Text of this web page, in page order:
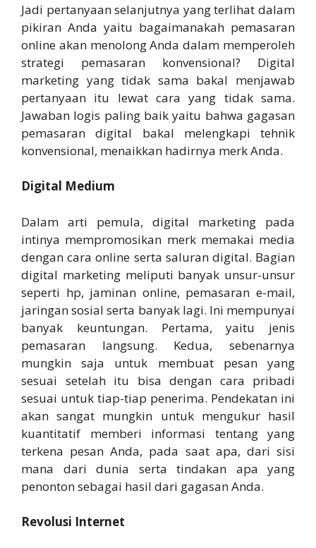
Jadi pertanyaan selanjutnya yang terlihat dalam
pikiran Anda yaitu bagaimanakah pemasaran
online akan menolong Anda dalam memperoleh
strategi pemasaran konvensional? Digital
marketing yang tidak sama bakal menjawab
pertanyaan itu lewat cara yang tidak sama.
Jawaban logis paling baik yaitu bahwa gagasan
pemasaran digital bakal melengkapi tehnik
konvensional, menaikkan hadirnya merk Anda.
Digital Medium
Dalam arti pemula, digital marketing pada
intinya mempromosikan merk memakai media
dengan cara online serta saluran digital. Bagian
digital marketing meliputi banyak unsur-unsur
seperti hp, jaminan online, pemasaran e-mail,
jaringan sosial serta banyak lagi. Ini mempunyai
banyak keuntungan. Pertama, yaitu jenis
pemasaran langsung. Kedua, sebenarnya
mungkin saja untuk membuat pesan yang
sesuai setelah itu bisa dengan cara pribadi
sesuai untuk tiap-tiap penerima. Pendekatan ini
akan sangat mungkin untuk mengukur hasil
kuantitatif memberi informasi tentang yang
terkena pesan Anda, pada saat apa, dari sisi
mana dari dunia serta tindakan apa yang
penonton sebagai hasil dari gagasan Anda.
Revolusi Internet